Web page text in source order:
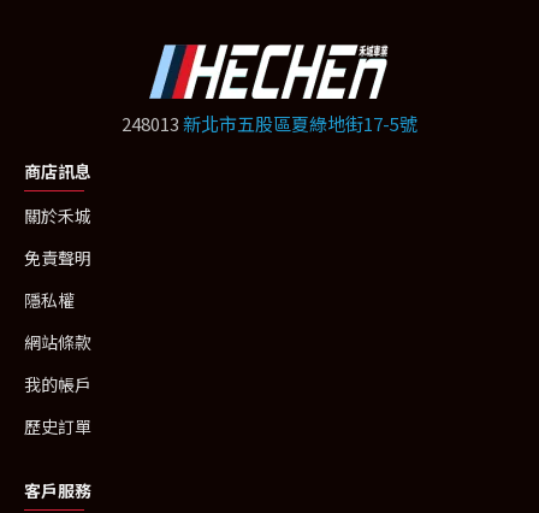
248013新北市五股區夏綠地街17-5號
商店訊息
關於禾城
免責聲明
隱私權
網站條款
我的帳戶
歷史訂單
客戶服務